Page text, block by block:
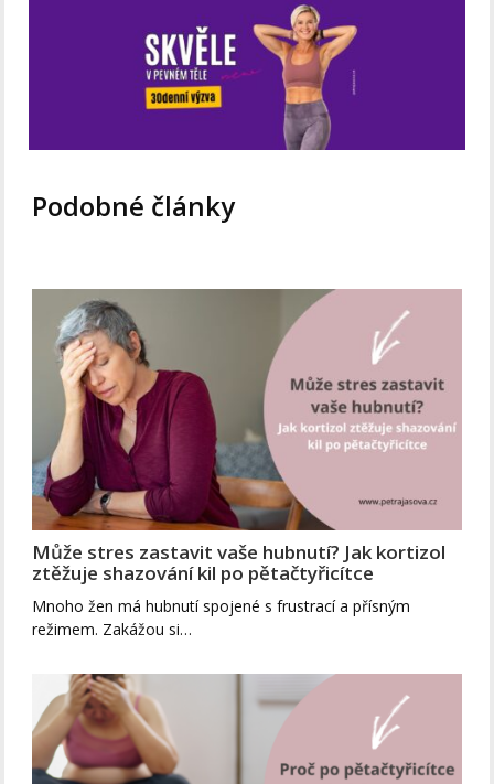
Podobné články
Může stres zastavit vaše hubnutí? Jak kortizol
ztěžuje shazování kil po pětačtyřicítce
Mnoho žen má hubnutí spojené s frustrací a přísným
režimem. Zakážou si…